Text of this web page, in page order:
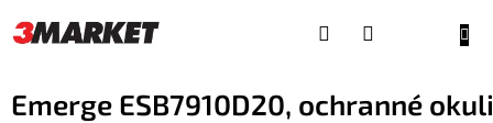
na
obsah
Emerge ESB7910D20, ochranné